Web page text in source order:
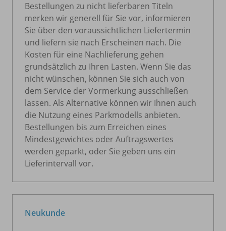
Bestellungen zu nicht lieferbaren Titeln
merken wir generell für Sie vor, informieren
Sie über den voraussichtlichen Liefertermin
und liefern sie nach Erscheinen nach. Die
Kosten für eine Nachlieferung gehen
grundsätzlich zu Ihren Lasten. Wenn Sie das
nicht wünschen, können Sie sich auch von
dem Service der Vormerkung ausschließen
lassen. Als Alternative können wir Ihnen auch
die Nutzung eines Parkmodells anbieten.
Bestellungen bis zum Erreichen eines
Mindestgewichtes oder Auftragswertes
werden geparkt, oder Sie geben uns ein
Lieferintervall vor.
Neukunde